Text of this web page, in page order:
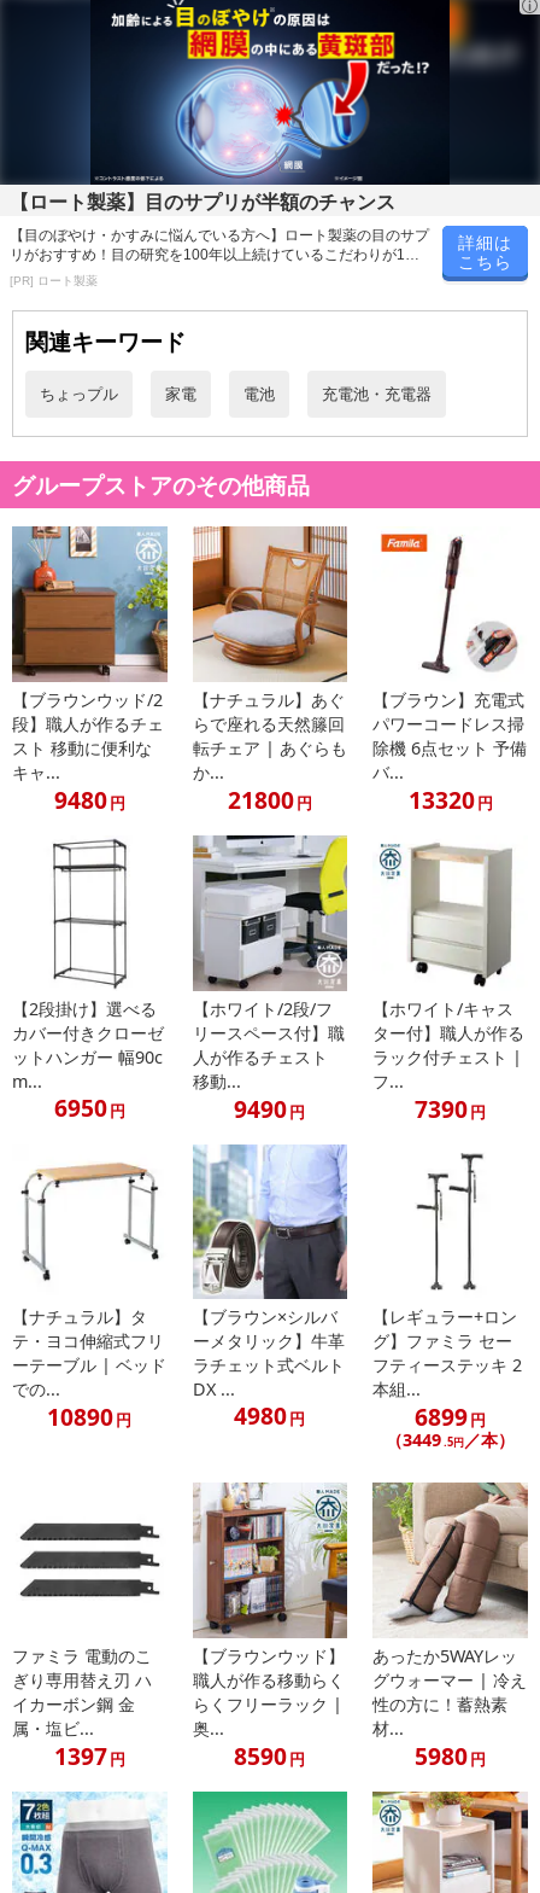
※dショッピングサンプル百貨店よりお届けする商品は、ご利用いた
だいた後のご感想をいただくことを目的としており、転売等は固く
転売等、目的以外での利用が確認された場合は、サービス利用を停
止させていただきます。
【配送伝票番号について】
※こちらの商品については商品の発送完了後、
配送伝票番号がマイページに表示されない場合もございます。予
めご了承ください。
発送日カレンダー
■その他共通および商品カテゴリー別注意事項（※必ずご確認くだ
さい）
こちらの情報は 2026-07-09 14:08:36.0での情報となります。
【ロート製薬】目のサプリが半額のチャンス
【目のぼやけ・かすみに悩んでいる方へ】ロート製薬の目のサプ
リがおすすめ！目の研究を100年以上続けているこだわりが1粒
に詰まっています！
[PR] ロート製薬
詳細は
こちら
関連キーワード
ちょっプル 家電 電池 充電池・充電器
グループストアのその他商品
【ブラウンウッド/2
段】職人が作るチェ
スト 移動に便利な
キャ...
9480円
【ナチュラル】あぐ
らで座れる天然籐回
転チェア | あぐらも
か...
21800円
【ブラウン】充電式
パワーコードレス掃
除機 6点セット 予備
バ...
13320円
【2段掛け】選べる
カバー付きクローゼ
ットハンガー 幅90c
m...
6950円
【ホワイト/2段/フ
リースペース付】職
人が作るチェスト
移動...
9490円
【ホワイト/キャス
ター付】職人が作る
ラック付チェスト |
フ...
7390円
【ナチュラル】タ
テ・ヨコ伸縮式フリ
ーテーブル | ベッド
での...
10890円
【ブラウン×シルバ
ーメタリック】牛革
ラチェット式ベルト
DX ...
4980円
【レギュラー+ロン
グ】ファミラ セー
フティーステッキ 2
本組...
6899円
（3449.5円／本）
ファミラ 電動のこ
ぎり専用替え刃 ハ
イカーボン鋼 金
属・塩ビ...
1397円
【ブラウンウッド】
職人が作る移動らく
らくフリーラック |
奥...
8590円
あったか5WAYレッ
グウォーマー | 冷え
性の方に！蓄熱素
材...
5980円